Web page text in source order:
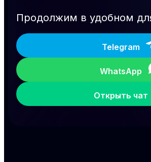
Продолжим в удобном
Telegram
WhatsApp
Открыть чат